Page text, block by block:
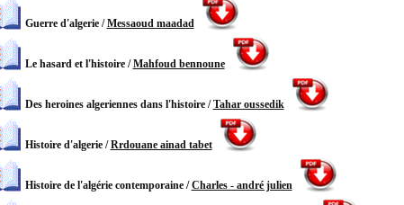
Guerre d'algerie/Messaoud maadad
Le hasard et l'histoire/Mahfoud bennoune
Des heroines algeriennes dans l'histoire/Tahar oussedik
Histoire d'algerie/Rrdouane ainad tabet
Histoire de l'algérie contemporaine/Charles - andré julien